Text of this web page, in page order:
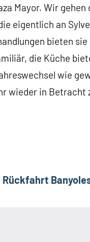
Mayor. Wir
eigentlich an
bieten
die Küche
wie
wieder in Betracht
Rückfahrt